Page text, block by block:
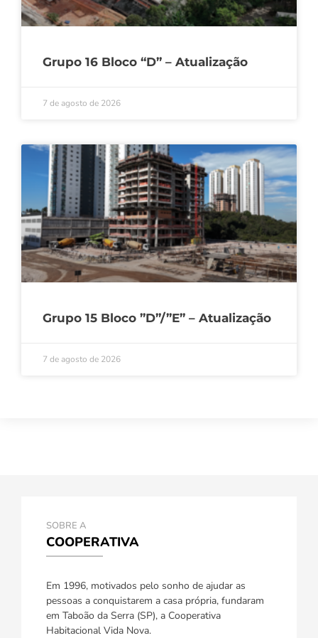
Grupo 16 Bloco “D” – Atualização
7 de agosto de 2026
Grupo 15 Bloco ”D”/”E” – Atualização
7 de agosto de 2026
SOBRE A
COOPERATIVA
Em 1996, motivados pelo sonho de ajudar as
pessoas a conquistarem a casa própria, fundaram
em Taboão da Serra (SP), a Cooperativa
Habitacional Vida Nova.